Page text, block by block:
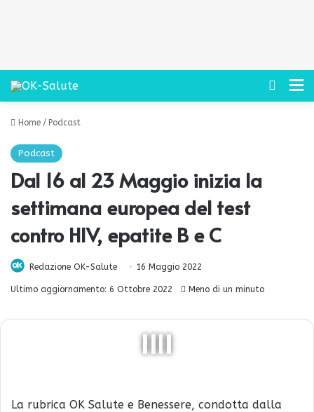
Cerca
Home / Podcast
Podcast
Dal 16 al 23 Maggio inizia la
settimana europea del test
contro HIV, epatite B e C
Redazione OK-Salute 16 Maggio 2022
Ultimo aggiornamento: 6 Ottobre 2022 Meno di un minuto
La rubrica OK Salute e Benessere, condotta dalla